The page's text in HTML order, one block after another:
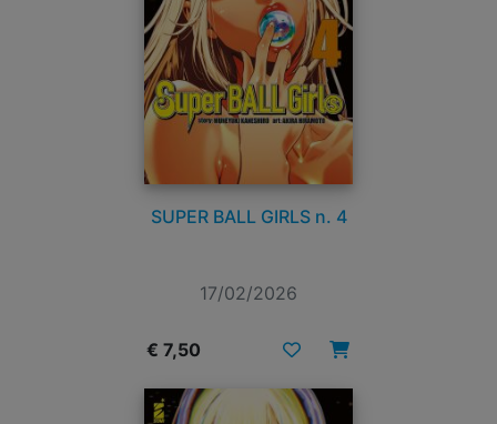
SUPER BALL GIRLS n. 4
17/02/2026
€ 7,50